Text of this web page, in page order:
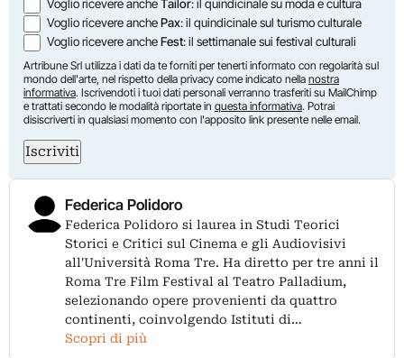
Voglio ricevere ancheTailor: il quindicinale su moda e cultura
Voglio ricevere anchePax: il quindicinale sul turismo culturale
Voglio ricevere ancheFest: il settimanale sui festival culturali
Artribune Srl utilizza i dati da te forniti per tenerti informato con regolarità sul
mondo dell'arte, nel rispetto della privacy come indicato nella nostra
informativa. Iscrivendoti i tuoi dati personali verranno trasferiti su MailChimp
e trattati secondo le modalità riportate in questa informativa. Potrai
disiscriverti in qualsiasi momento con l'apposito link presente nelle email.
Iscriviti
Federica Polidoro
Federica Polidoro si laurea in Studi Teorici
Storici e Critici sul Cinema e gli Audiovisivi
all'Università Roma Tre. Ha diretto per tre anni il
Roma Tre Film Festival al Teatro Palladium,
selezionando opere provenienti da quattro
continenti, coinvolgendo Istituti di…
Scopri di più